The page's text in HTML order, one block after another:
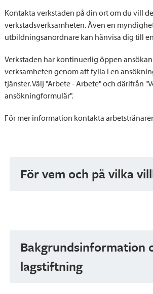
Kontakta verkstaden på din ort om du vill
verkstadsverksamheten. Även en
utbildningsanordnare kan hänvisa dig till
Verkstaden har kontinuerlig öppen
verksamheten genom att fylla i en
tjänster. Välj "Arbete - Arbete" och därifrån
ansökningformulär".
För mer information kontakta
För vem och på vilka
Bakgrundsinformation
lagstiftning